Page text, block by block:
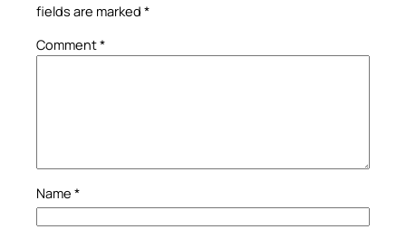
fields are marked *
Comment*
Name *